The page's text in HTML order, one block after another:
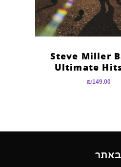
Steve Miller
Ultimate
₪149.00
באתר